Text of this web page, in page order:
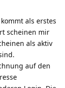
als erstes
scheinen mir
als aktiv
auf den